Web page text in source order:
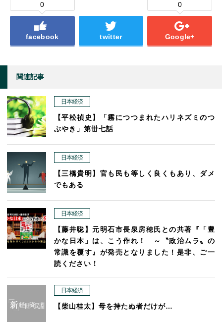
0
facebook twitter
0
Google+
関連記事
日本経済
【平松禎史】「霧につつまれたハリネズミのつ
ぶやき」第丗七話
日本経済
【三橋貴明】官も民も等しく良くもあり、ダメ
でもある
日本経済
【藤井聡】元明石市長泉房穂氏との共著『「豊
かな日本」は、こう作れ！ ～〝政治ムラ〟の
常識を覆す』が発売となりました！是非、ご一
読ください！
日本経済
【柴山桂太】母を持たぬ者だけが…